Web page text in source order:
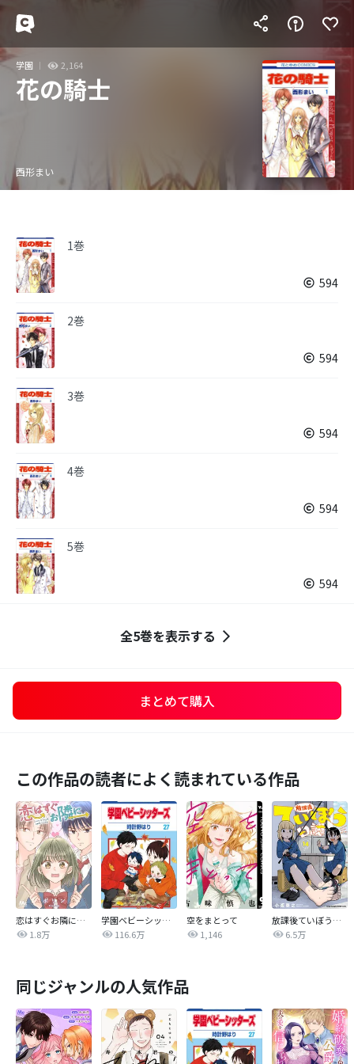
学園 2,164
花の騎士
西形まい
1巻
594
2巻
594
3巻
594
4巻
594
5巻
594
全5巻を表示する
まとめて購入
この作品の読者によく読まれている作品
恋はすぐお隣に【タテヨミ】
1.8万
学園ベビーシッターズ
116.6万
空をまとって
1,146
放課後ていぼう日誌
6.5万
同じジャンルの人気作品